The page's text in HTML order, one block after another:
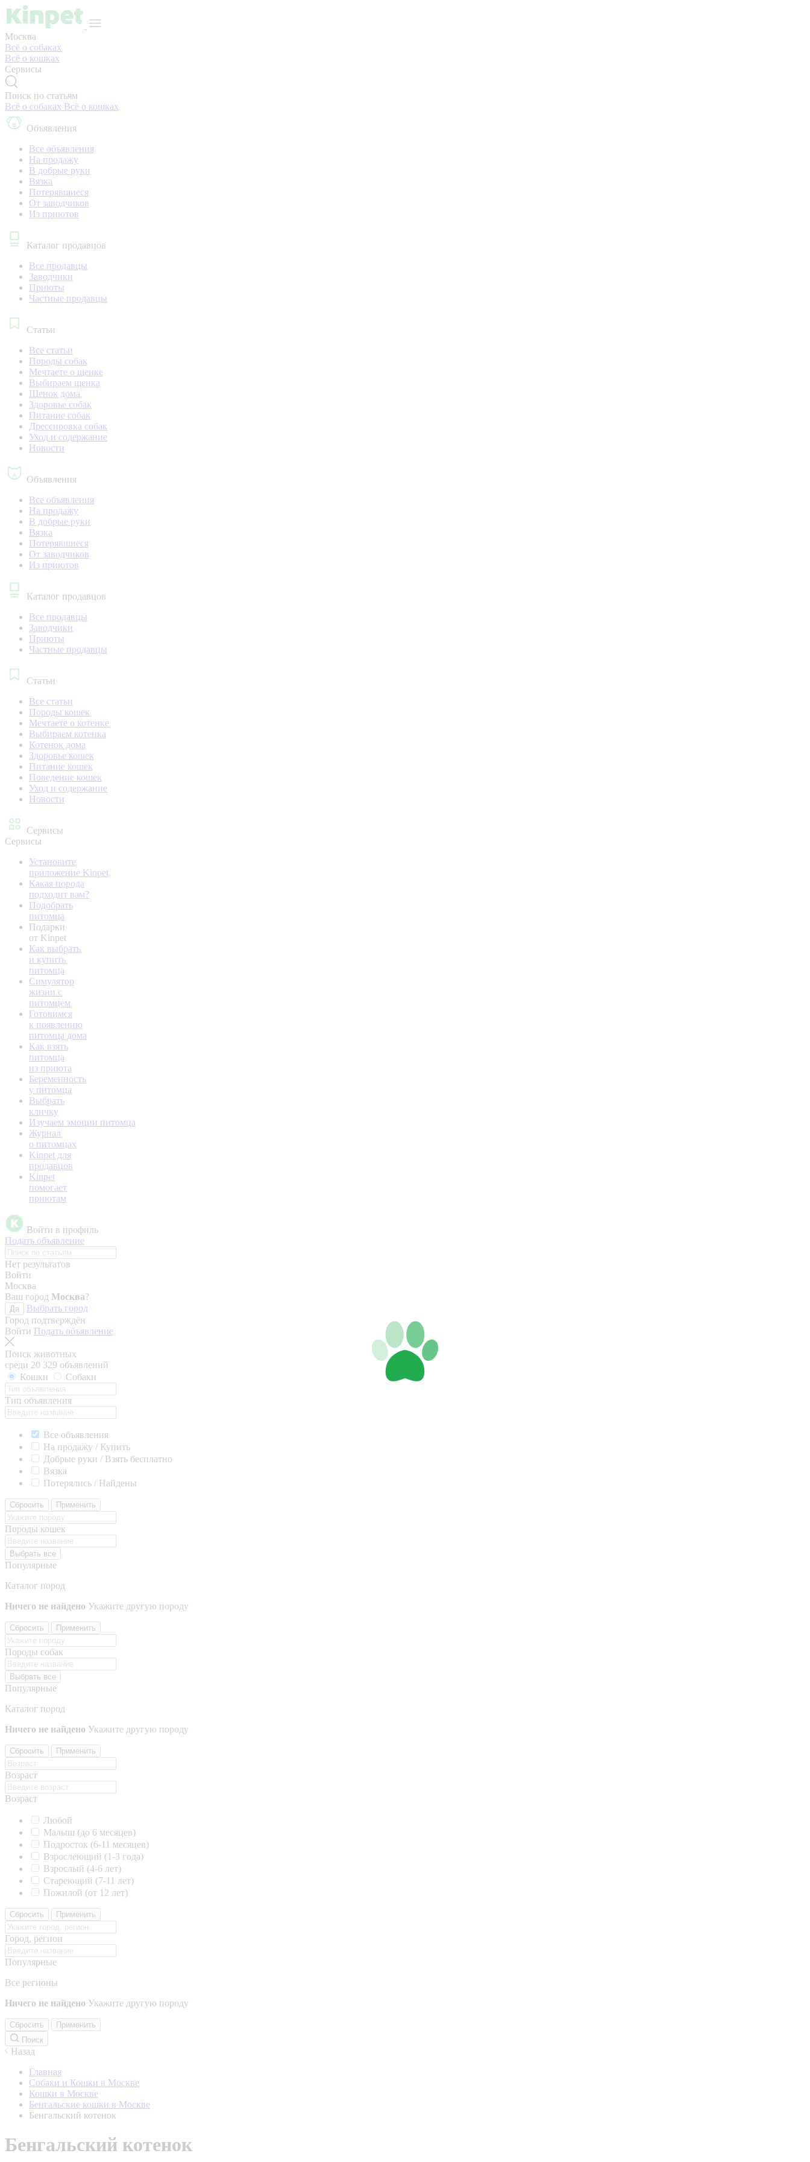
Москва
Всё о собаках
Всё о кошках
Сервисы
Поиск по статьям
Всё о собаках Всё о кошках
Объявления
Все объявления
На продажу
В добрые руки
Вязка
Потерявшиеся
От заводчиков
Из приютов
Каталог продавцов
Все продавцы
Заводчики
Приюты
Частные продавцы
Статьи
Все статьи
Породы собак
Мечтаете о щенке
Выбираем щенка
Щенок дома
Здоровье собак
Питание собак
Дрессировка собак
Уход и содержание
Новости
Объявления
Все объявления
На продажу
В добрые руки
Вязка
Потерявшиеся
От заводчиков
Из приютов
Каталог продавцов
Все продавцы
Заводчики
Приюты
Частные продавцы
Статьи
Все статьи
Породы кошек
Мечтаете о котенке
Выбираем котенка
Котенок дома
Здоровье кошек
Питание кошек
Поведение кошек
Уход и содержание
Новости
Сервисы
Сервисы
Установите
приложение Kinpet
Какая порода
подходит вам?
Подобрать
питомца
Подарки
от Kinpet
Как выбрать
и купить
питомца
Симулятор
жизни с
питомцем
Готовимся
к появлению
питомца дома
Как взять
питомца
из приюта
Беременность
у питомца
Выбрать
кличку
Изучаем эмоции питомца
Журнал
о питомцах
Kinpet для
продавцов
Kinpet
помогает
приютам
Войти в профиль
Подать объявление
Нет результатов
Войти
Москва
Ваш город Москва?
Да
Выбрать город
Город подтверждён
Войти Подать объявление
Поиск животных
среди 20 329 объявлений
Кошки
Собаки
Тип объявления
Все объявления
На продажу / Купить
Добрые руки / Взять бесплатно
Вязка
Потерялись / Найдены
Сбросить Применить
Породы кошек
Выбрать все
Популярные
Каталог пород
Ничего не найдено Укажите другую породу
Сбросить Применить
Породы собак
Выбрать все
Популярные
Каталог пород
Ничего не найдено Укажите другую породу
Сбросить Применить
Возраст
Возраст
Любой
Малыш (до 6 месяцев)
Подросток (6-11 месяцев)
Взрослеющий (1-3 года)
Взрослый (4-6 лет)
Стареющий (7-11 лет)
Пожилой (от 12 лет)
Сбросить Применить
Город, регион
Популярные
Все регионы
Ничего не найдено Укажите другую породу
Сбросить
Применить
Поиск
Назад
Главная
Собаки и Кошки в Москве
Кошки в Москве
Бенгальские кошки в Москве
Бенгальский котенок
Бенгальский котенок